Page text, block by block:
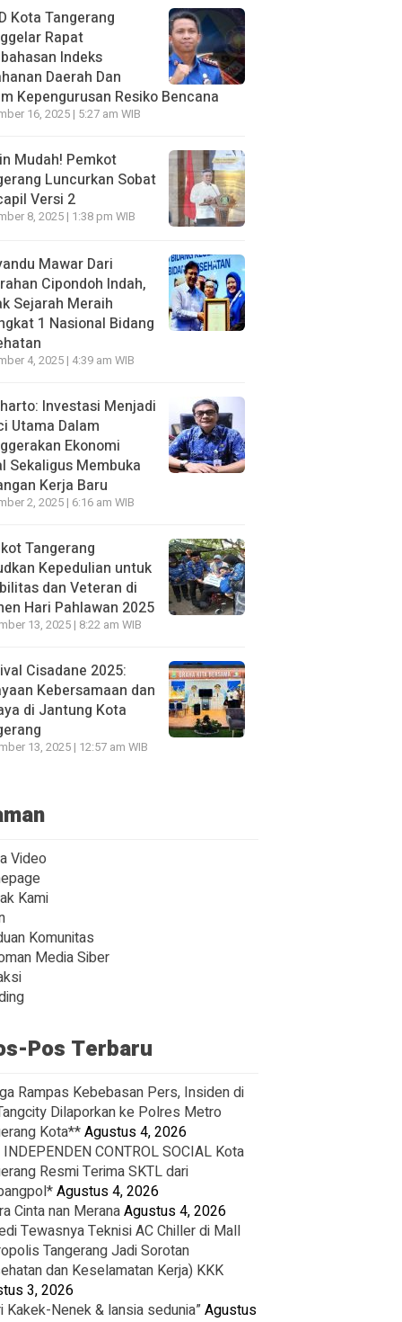
Kota Tangerang
Rapat
lndeks
Daerah Dan
Kepengurusan Resiko Bencana
16, 2025 | 5:27 am WIB
Mudah! Pemkot
Luncurkan Sobat
Versi 2
8, 2025 | 1:38 pm WIB
Mawar Dari
Cipondoh lndah,
Sejarah Meraih
1 Nasional Bidang
4, 2025 | 4:39 am WIB
Investasi Menjadi
Utama Dalam
Ekonomi
Sekaligus Membuka
Kerja Baru
2, 2025 | 6:16 am WIB
Tangerang
Kepedulian untuk
dan Veteran di
Hari Pahlawan 2025
13, 2025 | 8:22 am WIB
Cisadane 2025:
Kebersamaan dan
di Jantung Kota
13, 2025 | 12:57 am WIB
Video
Kami
Komunitas
Media Siber
Pos Terbaru
Rampas Kebebasan Pers, Insiden di
Dilaporkan ke Polres Metro
Kota**Agustus 4, 2026
CONTROL SOCIAL Kota
Resmi Terima SKTL dari
Agustus 4, 2026
Cinta nan MeranaAgustus 4, 2026
Tewasnya Teknisi AC Chiller di Mall
Tangerang Jadi Sorotan
dan Keselamatan Kerja) KKK
3, 2026
Kakek-Nenek & lansia sedunia”Agustus